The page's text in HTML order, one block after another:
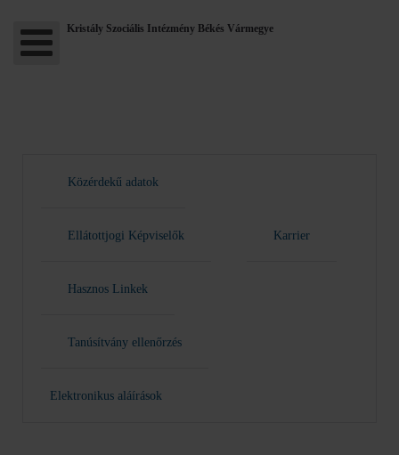
Kristály Szociális Intézmény Békés Vármegye
Közérdekű adatok
Ellátottjogi Képviselők Karrier
Hasznos Linkek
Tanúsítvány ellenőrzés
Elektronikus aláírások